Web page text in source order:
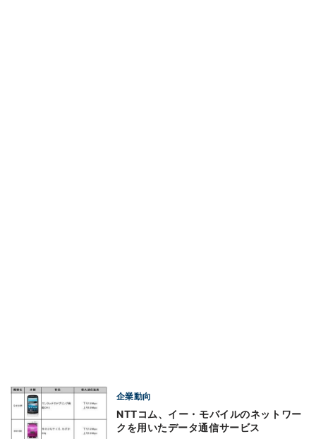
企業動向
NTTコム、イー・モバイルのネットワー
クを用いたデータ通信サービス